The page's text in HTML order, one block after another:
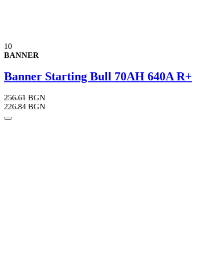
10
BANNER
Banner Starting Bull 70AH 640A R+
256.61 BGN
226.84 BGN